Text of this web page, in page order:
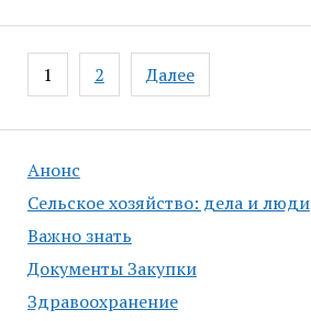
Анонс
Сельское хозяйство: дела и люди
Важно знать
Документы Закупки
Здравоохранение
Навигация
по
1 2 Далее